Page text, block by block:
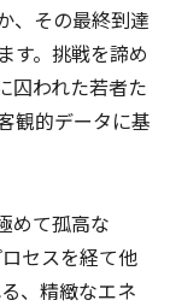
、その最終到達
す。挑戦を諦め
囚われた若者た
観的データに基
めて孤高な
セスを経て他
、精緻なエネ